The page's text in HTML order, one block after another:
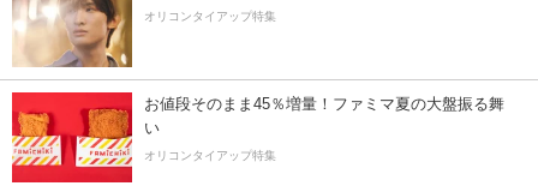
オリコンタイアップ特集
お値段そのまま45％増量！ファミマ夏の大盤振る舞
い
オリコンタイアップ特集